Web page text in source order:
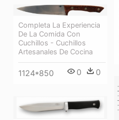
Completa La Experiencia
De La Comida Con
Cuchillos - Cuchillos
Artesanales De Cocina
1124*850 0 0